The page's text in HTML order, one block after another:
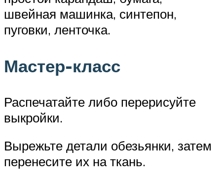
швейная машинка, синтепон,
пуговки, ленточка.
Мастер-класс
Распечатайте либо перерисуйте
выкройки.
Вырежьте детали обезьянки, затем
перенесите их на ткань.